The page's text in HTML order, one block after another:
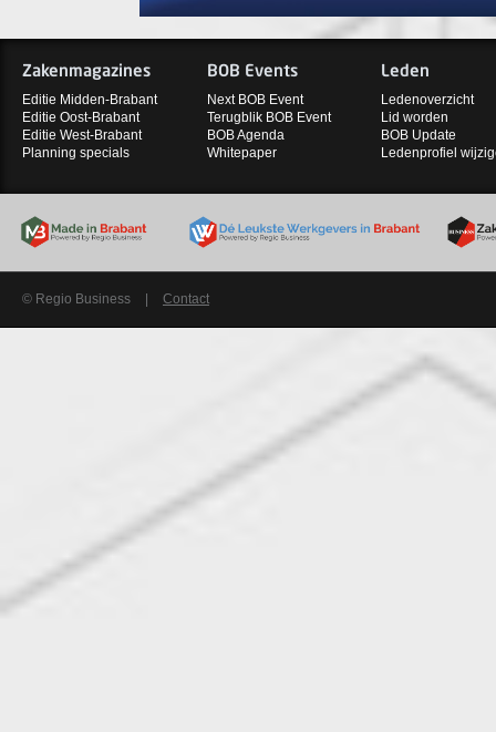
Zakenmagazines
Editie Midden-Brabant
Editie Oost-Brabant
Editie West-Brabant
Planning specials
BOB Events
Next BOB Event
Terugblik BOB Event
BOB Agenda
Whitepaper
Leden
Ledenoverzicht
Lid worden
BOB Update
Ledenprofiel
© Regio Business Contact